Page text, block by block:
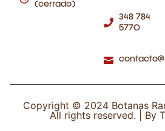
(cerrado)
348 784
5770
Copyright © 2024 Botanas
All rights reserved. | By